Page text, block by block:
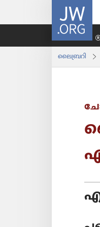
JW.ORG
ലൈബ്രറി